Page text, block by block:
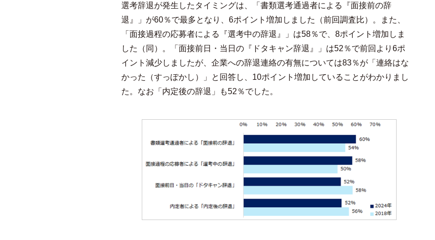
選考辞退が発生したタイミングは、「書類選考通過者による『面接前の辞
退』」が60％で最多となり、6ポイント増加しました（前回調査比）。また、
「面接過程の応募者による『選考中の辞退』」は58％で、8ポイント増加しま
した（同）。「面接前日・当日の『ドタキャン辞退』」は52％で前回より6ポ
イント減少しましたが、企業への辞退連絡の有無については83％が「連絡はな
かった（すっぽかし）」と回答し、10ポイント増加していることがわかりまし
た。なお「内定後の辞退」も52％でした。